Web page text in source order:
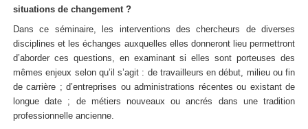
situations de changement ?
Dans ce séminaire, les interventions des chercheurs de diverses
disciplines et les échanges auxquelles elles donneront lieu permettront
d’aborder ces questions, en examinant si elles sont porteuses des
mêmes enjeux selon qu’il s’agit : de travailleurs en début, milieu ou fin
de carrière ; d’entreprises ou administrations récentes ou existant de
longue date ; de métiers nouveaux ou ancrés dans une tradition
professionnelle ancienne.